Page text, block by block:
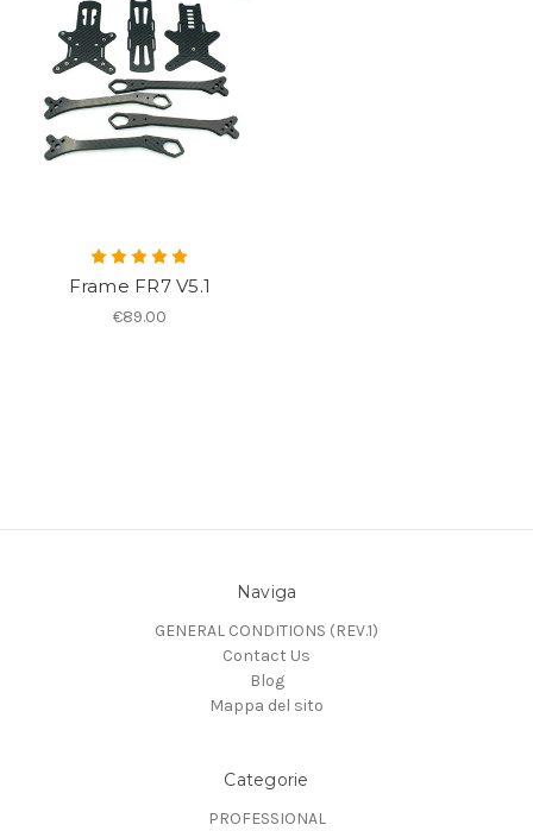
Frame FR7 V5.1
€89.00
Naviga
GENERAL CONDITIONS (REV.1)
Contact Us
Blog
Mappa del sito
Categorie
PROFESSIONAL